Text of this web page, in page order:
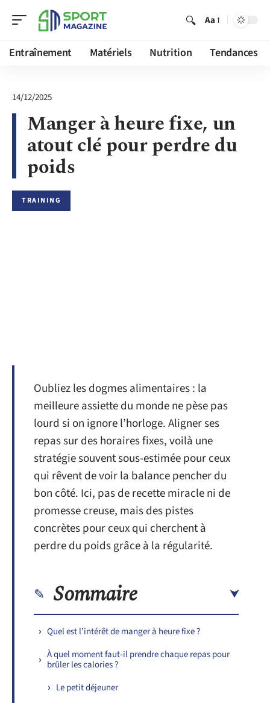
Aa
Entraînement Matériels Nutrition Tendances
14/12/2025
Manger à heure fixe, un
atout clé pour perdre du
poids
TRAINING
Oubliez les dogmes alimentaires : la
meilleure assiette du monde ne pèse pas
lourd si on ignore l’horloge. Aligner ses
repas sur des horaires fixes, voilà une
stratégie souvent sous-estimée pour ceux
qui rêvent de voir la balance pencher du
bon côté. Ici, pas de recette miracle ni de
promesse creuse, mais des pistes
concrètes pour ceux qui cherchent à
perdre du poids grâce à la régularité.
Sommaire
Quel est l’intérêt de manger à heure fixe ?
À quel moment faut-il prendre chaque repas pour
brûler les calories ?
Le petit déjeuner